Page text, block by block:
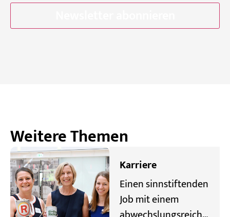
C
H
Weitere Themen
Karriere
Einen sinnstiftenden
Job mit einem